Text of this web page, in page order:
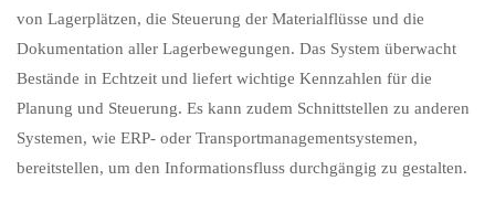
von Lagerplätzen, die Steuerung der Materialflüsse und die
Dokumentation aller Lagerbewegungen. Das System überwacht
Bestände in Echtzeit und liefert wichtige Kennzahlen für die
Planung und Steuerung. Es kann zudem Schnittstellen zu anderen
Systemen, wie ERP- oder Transportmanagementsystemen,
bereitstellen, um den Informationsfluss durchgängig zu gestalten.